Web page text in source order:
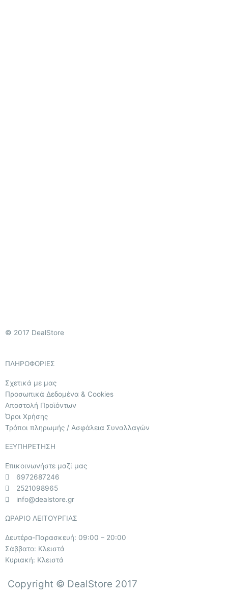
© 2017 DealStore
ΠΛΗΡΟΦΟΡΙΕΣ
Σχετικά με μας
Προσωπικά Δεδομένα & Cookies
Αποστολή Προϊόντων
Όροι Χρήσης
Τρόποι πληρωμής / Ασφάλεια Συναλλαγών
ΕΞΥΠΗΡΕΤΗΣΗ
Επικοινωνήστε μαζί μας
6972687246
2521098965
info@dealstore.gr
ΩΡΑΡΙΟ ΛΕΙΤΟΥΡΓΙΑΣ​
Δευτέρα-Παρασκευή: 09:00 – 20:00
Σάββατο: Κλειστά
Κυριακή: Κλειστά
Copyright © DealStore 2017